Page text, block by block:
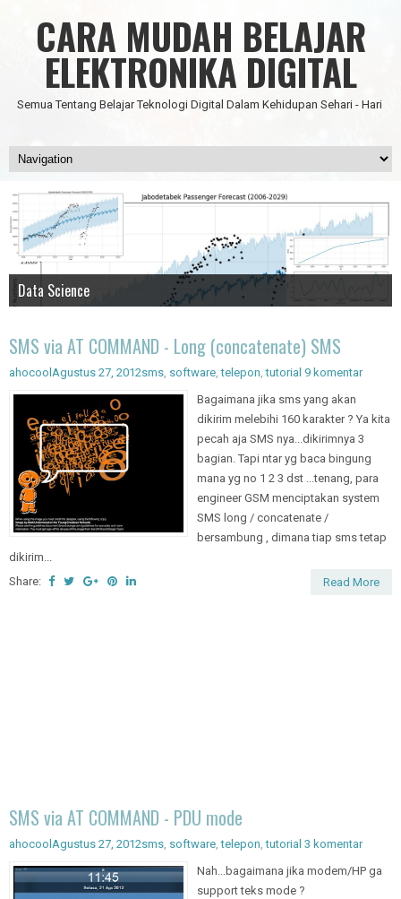
CARA MUDAH BELAJAR
ELEKTRONIKA DIGITAL
Semua Tentang Belajar Teknologi Digital Dalam Kehidupan Sehari - Hari
IC Timer 555 yang Multifungsi
Data Science
JAM DIGITAL 6 DIGIT TANPA MICRO FULL CMOS
Node Red - Kontrol Industri 4.0
SMS via AT COMMAND - Long (concatenate) SMS
ahocool Agustus 27, 2012sms, software,telepon,tutorial 9 komentar
Bagaimana jika sms yang akan
dikirim melebihi 160 karakter ? Ya kita
pecah aja SMS nya...dikirimnya 3
bagian. Tapi ntar yg baca bingung
mana yg no 1 2 3 dst ...tenang, para
engineer GSM menciptakan system
SMS long / concatenate /
bersambung , dimana tiap sms tetap
dikirim...
Share:
Read More
SMS via AT COMMAND - PDU mode
ahocool Agustus 27, 2012sms, software,telepon,tutorial 3 komentar
Nah...bagaimana jika modem/HP ga
support teks mode ?